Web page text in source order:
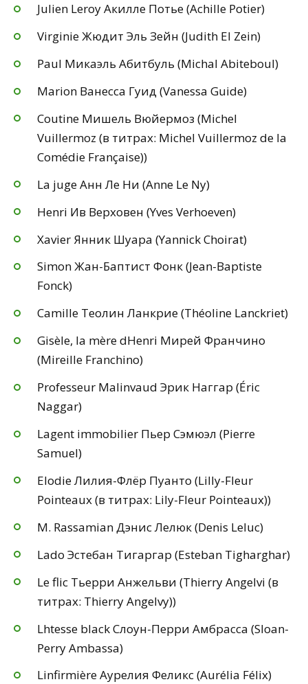
Julien Leroy Акилле Потье (Achille Potier)
Virginie Жюдит Эль Зейн (Judith El Zein)
Paul Микаэль Абитбуль (Michal Abiteboul)
Marion Ванесса Гуид (Vanessa Guide)
Coutine Мишель Вюйермоз (Michel
Vuillermoz (в титрах: Michel Vuillermoz de la
Comédie Française))
La juge Анн Ле Ни (Anne Le Ny)
Henri Ив Верховен (Yves Verhoeven)
Xavier Янник Шуара (Yannick Choirat)
Simon Жан-Баптист Фонк (Jean-Baptiste
Fonck)
Camille Теолин Ланкрие (Théoline Lanckriet)
Gisèle, la mère dHenri Мирей Франчино
(Mireille Franchino)
Professeur Malinvaud Эрик Наггар (Éric
Naggar)
Lagent immobilier Пьер Сэмюэл (Pierre
Samuel)
Elodie Лилия-Флёр Пуанто (Lilly-Fleur
Pointeaux (в титрах: Lily-Fleur Pointeaux))
M. Rassamian Дэнис Лелюк (Denis Leluc)
Lado Эстебан Тигаргар (Esteban Tigharghar)
Le flic Тьерри Анжельви (Thierry Angelvi (в
титрах: Thierry Angelvy))
Lhtesse black Слоун-Перри Амбрасса (Sloan-
Perry Ambassa)
Linfirmière Аурелия Феликс (Aurélia Félix)